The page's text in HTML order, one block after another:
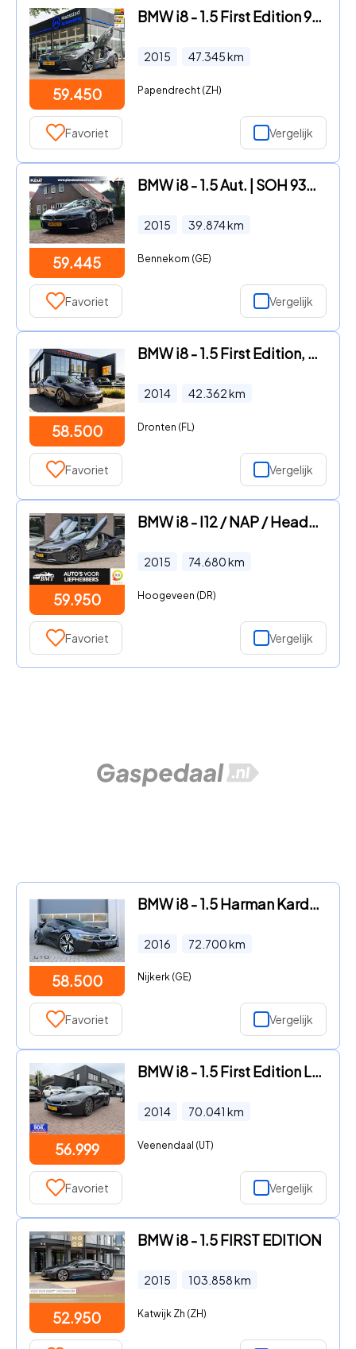
59.450
BMW i8 - 1.5 First Edition 96% SOH Plug-in Hybrid 3 NL auto Lage kms
2015 47.345km
Papendrecht (ZH)
Favoriet Vergelijk
59.445
BMW i8 - 1.5 Aut. | SOH 93% | Dalbergia-braun Interieur | Orig. NL |
2015 39.874km
Bennekom (GE)
Favoriet Vergelijk
58.500
BMW i8 - 1.5 First Edition, *NL Auto* Sportremmen, Hi-Fi-, Shadow-Lin
2014 42.362km
Dronten (FL)
Favoriet Vergelijk
59.950
BMW i8 - I12 / NAP / Head-Up / HK / 22 Inch / Keyless
2015 74.680km
Hoogeveen (DR)
Favoriet Vergelijk
58.500
BMW i8 - 1.5 Harman Kardon | Apple Carplay | Head-up
2016 72.700km
Nijkerk (GE)
Favoriet Vergelijk
56.999
BMW i8 - 1.5 First Edition Leder Camera 92% SOH Navi Org Ned Nap
2014 70.041 km
Veenendaal (UT)
Favoriet Vergelijk
52.950
BMW i8 - 1.5 FIRST EDITION
2015 103.858km
Katwijk Zh (ZH)